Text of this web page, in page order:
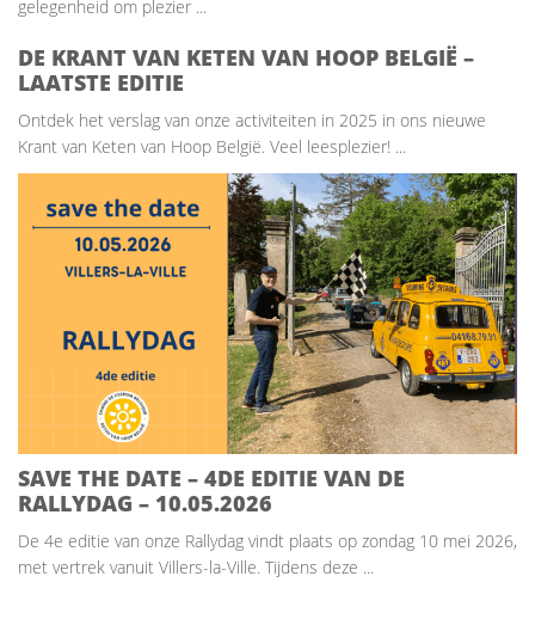
gelegenheid om plezier ...
DE KRANT VAN KETEN VAN HOOP BELGIË –
LAATSTE EDITIE
Ontdek het verslag van onze activiteiten in 2025 in ons nieuwe
Krant van Keten van Hoop België. Veel leesplezier! ...
SAVE THE DATE – 4DE EDITIE VAN DE
RALLYDAG – 10.05.2026
De 4e editie van onze Rallydag vindt plaats op zondag 10 mei 2026,
met vertrek vanuit Villers-la-Ville. Tijdens deze ...